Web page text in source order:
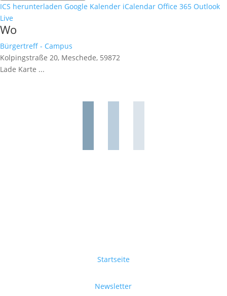
ICS herunterladen Google Kalender iCalendar Office 365 Outlook
Live
Wo
Bürgertreff - Campus
Kolpingstraße 20, Meschede, 59872
Lade Karte ...
Startseite
Newsletter